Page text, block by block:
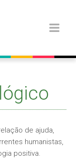
de ajuda,
humanistas,
positiva.